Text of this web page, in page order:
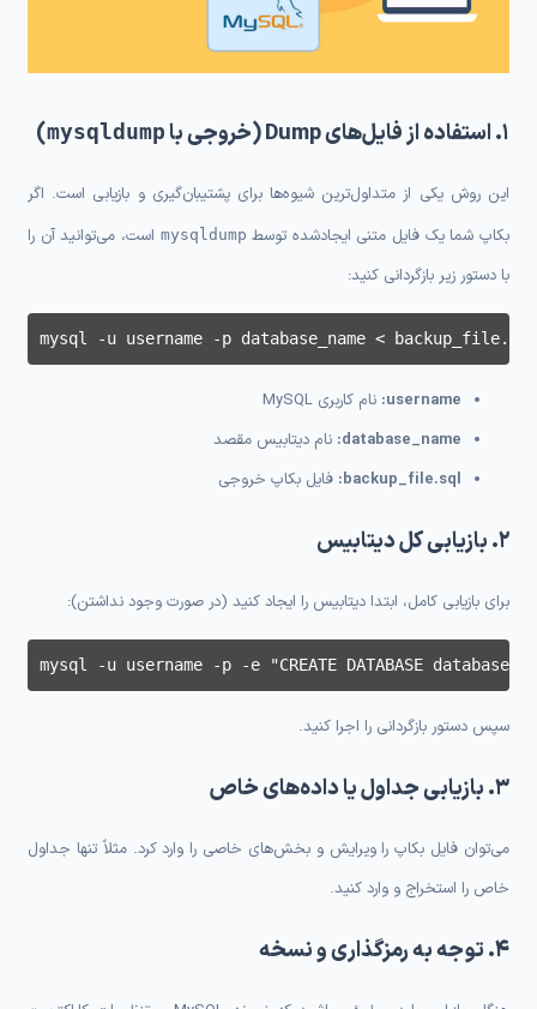
mysqldump
)
این روش یکی از متداول‌ترین شیوه‌ها برای پشتیبان‌گیری و بازیابی است. اگر
بکاپ شما یک فایل متنی ایجادشده توسطmysqldumpاست، می‌توانید آن را
با دستور زیر بازگردانی کنید:
mysql -u username -p database_name <
username: نام کاربری MySQL
database_name: نام دیتابیس مقصد
backup_file.sql: فایل بکاپ خروجی
برای بازیابی کامل، ابتدا دیتابیس را ایجاد کنید (در صورت وجود نداشتن):
mysql -u username -p -e "CREATE DATABASE
سپس دستور بازگردانی را اجرا کنید.
می‌توان فایل بکاپ را ویرایش و بخش‌های خاصی را وارد کرد. مثلاً تنها جداول
خاص را استخراج و وارد کنید.